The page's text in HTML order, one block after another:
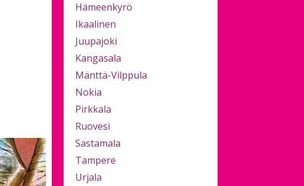
Hämeenkyrö
Ikaalinen
Juupajoki
Kangasala
Mänttä-Vilppula
Nokia
Pirkkala
Ruovesi
Sastamala
Tampere
Urjala